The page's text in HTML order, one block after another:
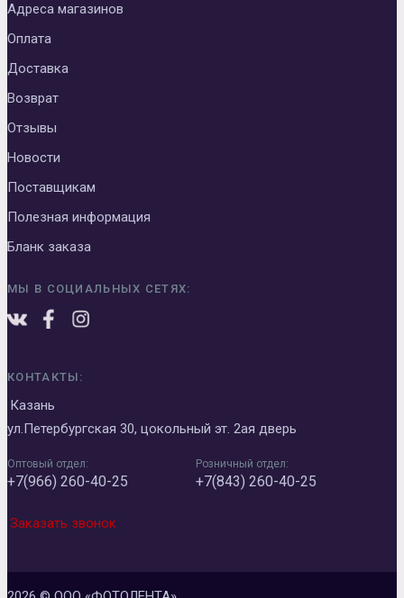
Адреса магазинов
Оплата
Доставка
Возврат
Отзывы
Новости
Поставщикам
Полезная информация
Бланк заказа
МЫ В СОЦИАЛЬНЫХ СЕТЯХ:
КОНТАКТЫ:
Казань
ул.Петербургская 30, цокольный эт. 2ая дверь
Оптовый отдел:
+7(966) 260-40-25
Розничный отдел:
+7(843) 260-40-25
Заказать звонок